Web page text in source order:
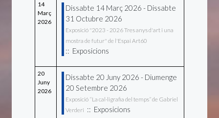
14
Març
2026
Dissabte 14 Març 2026 - Dissabte
31 Octubre 2026
Exposició "2023 - 2026 Tres anys d'art i una
mostra de futur" de l'Espai Art60
:: Exposicions
20
Juny
2026
Dissabte 20 Juny 2026 - Diumenge
20 Setembre 2026
Exposició “La cal·ligrafia del temps” de Gabriel
Verderi :: Exposicions